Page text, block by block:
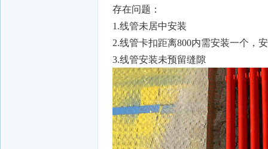
存在问题：
1.线管未居中安装
2.线管卡扣距离800内需安装一个，
3.线管安装未预留缝隙